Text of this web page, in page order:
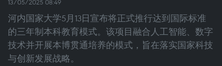
13/05/2025 08:49
河内国家大学5月13日宣布将正式推行达到国际标准
的三年制本科教育模式。该项目融合人工智能、数字
技术并开展本博贯通培养的模式，旨在落实国家科技
与创新发展战略。